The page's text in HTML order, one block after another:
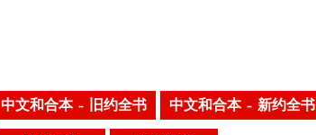
中文和合本 – 旧约全书 中文和合本 – 新约全书